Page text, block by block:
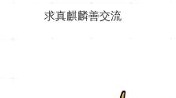
求真麒麟善交流